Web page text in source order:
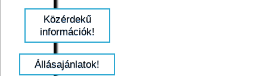
Közérdekű
információk!
Állásajánlatok!